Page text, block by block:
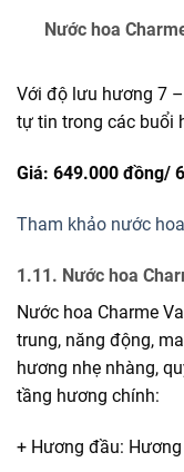
Nước hoa
Với độ lưu hương 7
tự tin trong các buổi
Giá: 649.000 đồng/
Tham khảo nước
1.11. Nước hoa
Nước hoa Charme
trung, năng động,
hương nhẹ nhàng,
tầng hương chính:
+ Hương đầu: